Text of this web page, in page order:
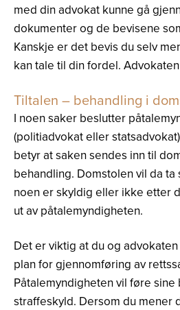
med din advokat kunne gå
dokumenter og de bevisene
Kanskje er det bevis du selv
kan tale til din fordel.
Tiltalen – behandling i
I noen saker beslutter
(politiadvokat eller
betyr at saken sendes inn til
behandling. Domstolen vil da
noen er skyldig eller ikke etter
ut av påtalemyndigheten.
Det er viktig at du og
plan for gjennomføring av
Påtalemyndigheten vil føre sine
straffeskyld. Dersom du mener